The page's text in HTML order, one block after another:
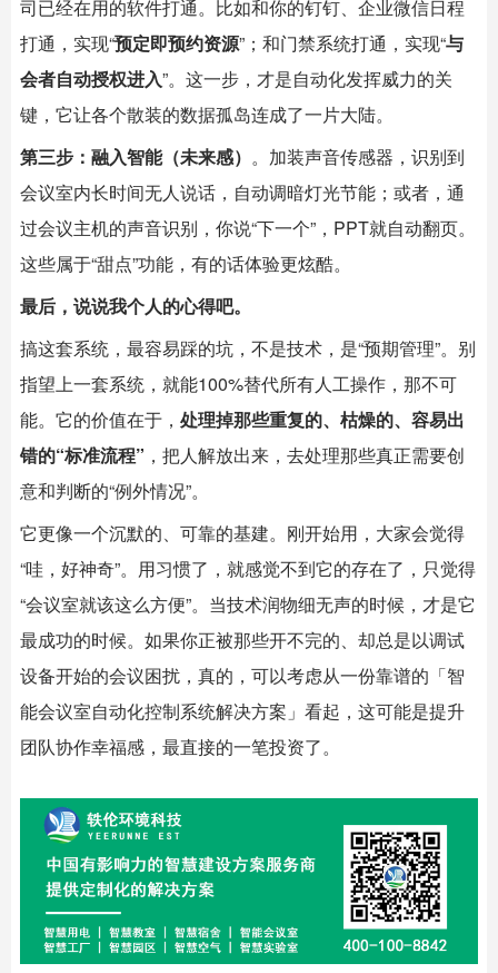
司已经在用的软件打通。比如和你的钉钉、企业微信日程
打通，实现“预定即预约资源”；和门禁系统打通，实现“与
会者自动授权进入”。这一步，才是自动化发挥威力的关
键，它让各个散装的数据孤岛连成了一片大陆。
第三步：融入智能（未来感） 。加装声音传感器，识别到
会议室内长时间无人说话，自动调暗灯光节能；或者，通
过会议主机的声音识别，你说“下一个”，PPT就自动翻页。
这些属于“甜点”功能，有的话体验更炫酷。
最后，说说我个人的心得吧。
搞这套系统，最容易踩的坑，不是技术，是“预期管理”。别
指望上一套系统，就能100%替代所有人工操作，那不可
能。它的价值在于， 处理掉那些重复的、枯燥的、容易出
错的“标准流程” ，把人解放出来，去处理那些真正需要创
意和判断的“例外情况”。
它更像一个沉默的、可靠的基建。刚开始用，大家会觉得
“哇，好神奇”。用习惯了，就感觉不到它的存在了，只觉得
“会议室就该这么方便”。当技术润物细无声的时候，才是它
最成功的时候。如果你正被那些开不完的、却总是以调试
设备开始的会议困扰，真的，可以考虑从一份靠谱的「智
能会议室自动化控制系统解决方案」看起，这可能是提升
团队协作幸福感，最直接的一笔投资了。